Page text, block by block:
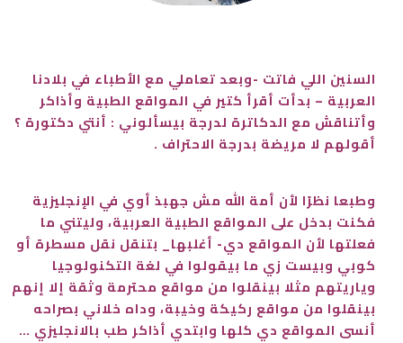
السنين اللي فاتت -وبعد تعاملي مع الأطباء في بلادنا
العربية – بدأت أقرأ كتير في المواقع الطبية وأذاكر
وأتناقش مع الدكاترة لدرجة بيسألوني : أنتي دكتورة ؟
أقولهم لا مريضة بدرجة الاحتراف .
وطبعا نظرًا لأن أمة الله مش جهبذ أوي في الإنجليزية
فكنت بدخل على المواقع الطبية العربية، وليتني ما
فعلتها لأن المواقع دي- أغلبها_ بتنقل نقل مسطرة أو
كوبي وبيست زي ما بيقولوا في لغة التكنولوجيا
وياريتهم مثلا بينقلوا من مواقع محترمة وثقة إلا إنهم
بينقلوا من مواقع ركيكة وخيبة، وداه خلاني بصراحه
أنسى المواقع دي كلها وابتدي أذاكر طب بالانجليزي …